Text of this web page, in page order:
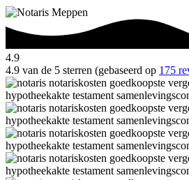
4.9
4.9 van de 5 sterren (gebaseerd op 175